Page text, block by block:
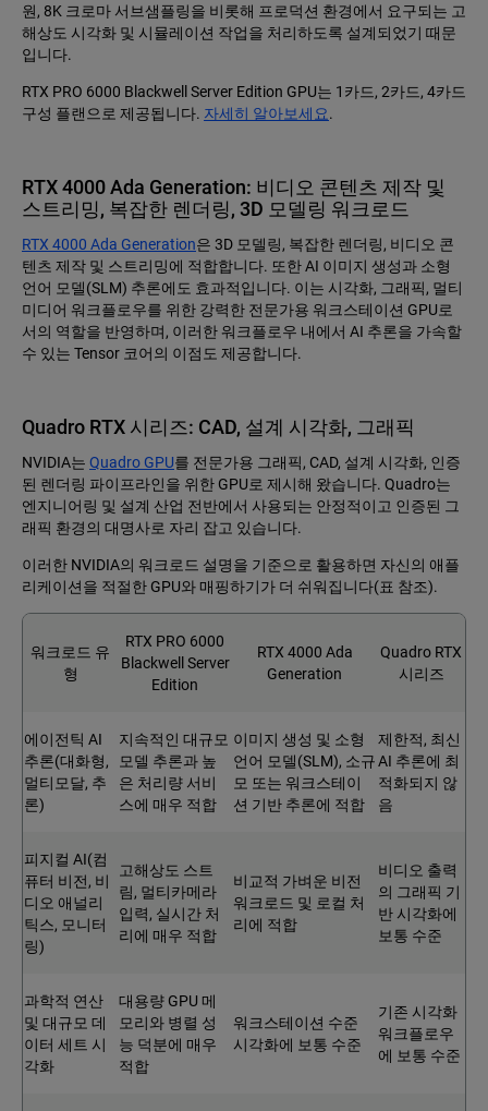
원, 8K 크로마 서브샘플링을 비롯해 프로덕션 환경에서 요구되는 고
해상도 시각화 및 시뮬레이션 작업을 처리하도록 설계되었기 때문
입니다.
RTX PRO 6000 Blackwell Server Edition GPU는 1카드, 2카드, 4카드
구성 플랜으로 제공됩니다. 자세히 알아보세요.
RTX 4000 Ada Generation: 비디오 콘텐츠 제작 및
스트리밍, 복잡한 렌더링, 3D 모델링 워크로드
RTX 4000 Ada Generation은 3D 모델링, 복잡한 렌더링, 비디오 콘
텐츠 제작 및 스트리밍에 적합합니다. 또한 AI 이미지 생성과 소형
언어 모델(SLM) 추론에도 효과적입니다. 이는 시각화, 그래픽, 멀티
미디어 워크플로우를 위한 강력한 전문가용 워크스테이션 GPU로
서의 역할을 반영하며, 이러한 워크플로우 내에서 AI 추론을 가속할
수 있는 Tensor 코어의 이점도 제공합니다.
Quadro RTX 시리즈: CAD, 설계 시각화, 그래픽
NVIDIA는 Quadro GPU를 전문가용 그래픽, CAD, 설계 시각화, 인증
된 렌더링 파이프라인을 위한 GPU로 제시해 왔습니다. Quadro는
엔지니어링 및 설계 산업 전반에서 사용되는 안정적이고 인증된 그
래픽 환경의 대명사로 자리 잡고 있습니다.
이러한 NVIDIA의 워크로드 설명을 기준으로 활용하면 자신의 애플
리케이션을 적절한 GPU와 매핑하기가 더 쉬워집니다(표 참조).
워크로드 유
형
RTX PRO 6000
Blackwell Server
Edition
RTX 4000 Ada
Generation
Quadro RTX
시리즈
에이전틱 AI
추론(대화형,
멀티모달, 추
론)
지속적인 대규모
모델 추론과 높
은 처리량 서비
스에 매우 적합
이미지 생성 및 소형
언어 모델(SLM), 소규
모 또는 워크스테이
션 기반 추론에 적합
제한적, 최신
AI 추론에 최
적화되지 않
음
피지컬 AI(컴
퓨터 비전, 비
디오 애널리
틱스, 모니터
링)
고해상도 스트
림, 멀티카메라
입력, 실시간 처
리에 매우 적합
비교적 가벼운 비전
워크로드 및 로컬 처
리에 적합
비디오 출력
의 그래픽 기
반 시각화에
보통 수준
과학적 연산
및 대규모 데
이터 세트 시
각화
대용량 GPU 메
모리와 병렬 성
능 덕분에 매우
적합
워크스테이션 수준
시각화에 보통 수준
기존 시각화
워크플로우
에 보통 수준